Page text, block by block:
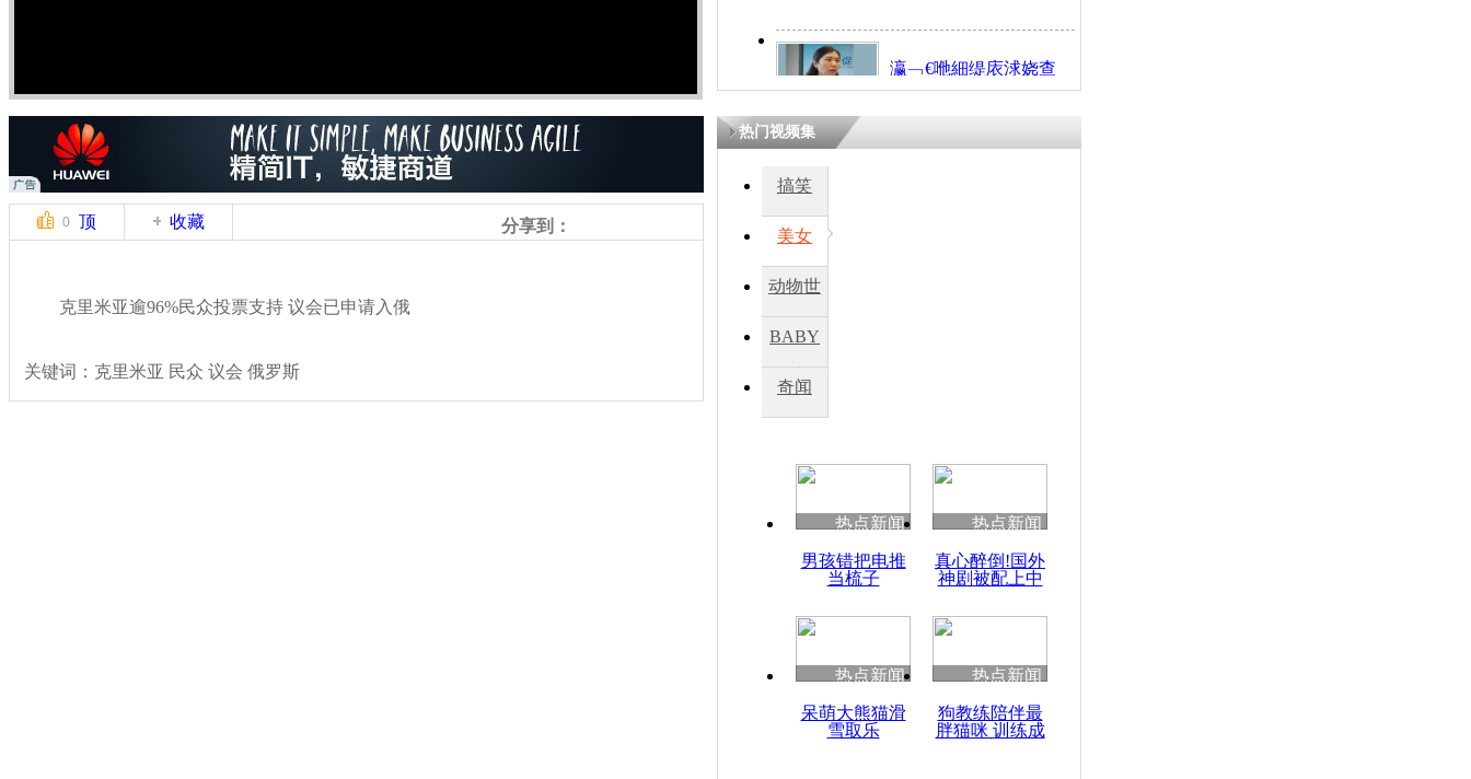
瀛﹁€咃細缇庡浗娆查
€间笢鍗椾簹涓庝腑鍥
熷悎浣� 涓ㄥ浗闄呰
0 顶 收藏 分享到：
克里米亚逾96%民众投票支持 议会已申请入俄
关键词：克里米亚 民众 议会 俄罗斯
热门视频集
搞笑
美女
动物世
BABY
秀
奇闻
热点新闻
男孩错把电推
当梳子
热点新闻
真心醉倒!国外
神剧被配上中
热点新闻
呆萌大熊猫滑
雪取乐
热点新闻
狗教练陪伴最
胖猫咪 训练成